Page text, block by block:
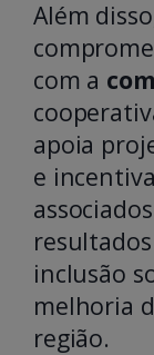
Além
com a
apoia
e
inclusão
melhoria
região.